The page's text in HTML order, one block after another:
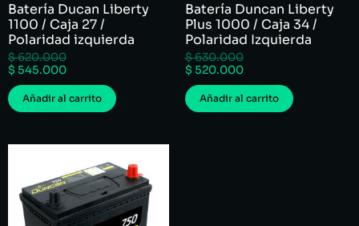
Batería Ducan Liberty
1100 / Caja 27 /
Polaridad izquierda
$620.000
$ 545.000
Añadir al carrito
Batería Duncan Liberty
Plus 1000 / Caja 34 /
Polaridad Izquierda
$630.000
$ 520.000
Añadir al carrito